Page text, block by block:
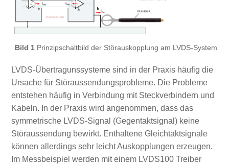
Bild 1Prinzipschaltbild der Störauskopplung am LVDS-System
LVDS-Übertragunssysteme sind in der Praxis häufig die
Ursache für Störaussendungsprobleme. Die Probleme
entstehen häufig in Verbindung mit Steckverbindern und
Kabeln. In der Praxis wird angenommen, dass das
symmetrische LVDS-Signal (Gegentaktsignal) keine
Störaussendung bewirkt. Enthaltene Gleichtaktsignale
können allerdings sehr leicht Auskopplungen erzeugen.
Im Messbeispiel werden mit einem LVDS100 Treiber